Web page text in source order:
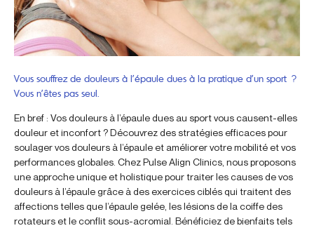
Vous souffrez de douleurs à l’épaule dues à la pratique d’un sport ?
Vous n’êtes pas seul.
En bref : Vos douleurs à l’épaule dues au sport vous causent-elles
douleur et inconfort ? Découvrez des stratégies efficaces pour
soulager vos douleurs à l’épaule et améliorer votre mobilité et vos
performances globales. Chez Pulse Align Clinics, nous proposons
une approche unique et holistique pour traiter les causes de vos
douleurs à l’épaule grâce à des exercices ciblés qui traitent des
affections telles que l’épaule gelée, les lésions de la coiffe des
rotateurs et le conflit sous-acromial. Bénéficiez de bienfaits tels